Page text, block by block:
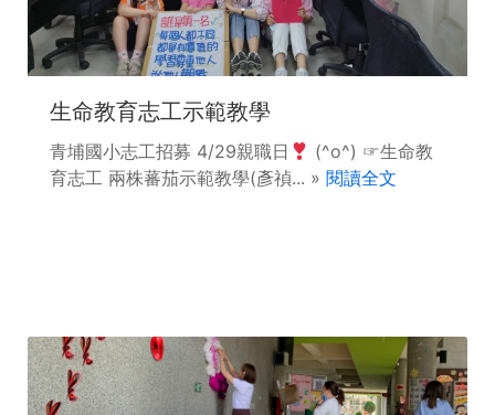
生命教育志工示範教學
青埔國小志工招募 4/29親職日
(⁠^⁠o⁠^⁠)⁠ ⁠☞生命教
育志工 兩株蕃茄示範教學(彥禎... » 閱讀全文